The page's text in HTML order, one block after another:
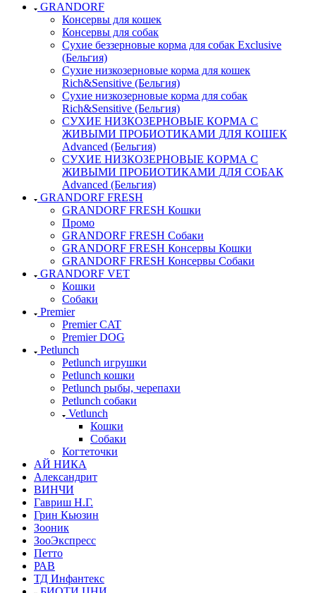
GRANDORF
Консервы для кошек
Консервы для собак
Сухие беззерновые корма для собак Exclusive
(Бельгия)
Сухие низкозерновые корма для кошек
Rich&Sensitive (Бельгия)
Сухие низкозерновые корма для собак
Rich&Sensitive (Бельгия)
СУХИЕ НИЗКОЗЕРНОВЫЕ КОРМА С
ЖИВЫМИ ПРОБИОТИКАМИ ДЛЯ КОШЕК
Advanced (Бельгия)
СУХИЕ НИЗКОЗЕРНОВЫЕ КОРМА С
ЖИВЫМИ ПРОБИОТИКАМИ ДЛЯ СОБАК
Advanced (Бельгия)
GRANDORF FRESH
GRANDORF FRESH Кошки
Промо
GRANDORF FRESH Собаки
GRANDORF FRESH Консервы Кошки
GRANDORF FRESH Консервы Собаки
GRANDORF VET
Кошки
Собаки
Premier
Premier CAT
Premier DOG
Petlunch
Petlunch игрушки
Petlunch кошки
Petlunch рыбы, черепахи
Petlunch собаки
Vetlunch
Кошки
Собаки
Когтеточки
АЙ НИКА
Александрит
ВИНЧИ
Гавриш Н.Г.
Грин Кьюзин
Зооник
ЗооЭкспресс
Петто
РАВ
ТД Инфантекс